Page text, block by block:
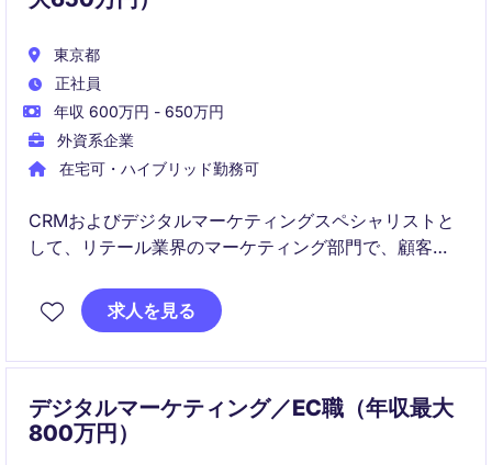
東京都
正社員
年収 600万円 - 650万円
外資系企業
在宅可・ハイブリッド勤務可
CRMおよびデジタルマーケティングスペシャリストと
して、リテール業界のマーケティング部門で、顧客関
担当します。東京を拠点に、効果的なキャンペーンを
通じてブランドの成長を促進する役割を担っていただ
求人を見る
デジタルマーケティング／EC職（年収最大
800万円）